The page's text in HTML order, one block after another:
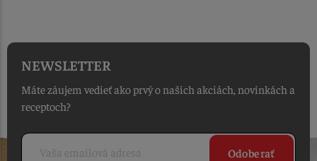
NEWSLETTER
Máte záujem vedieť ako prvý o našich akciách, novinkách a
receptoch?
Odoberať